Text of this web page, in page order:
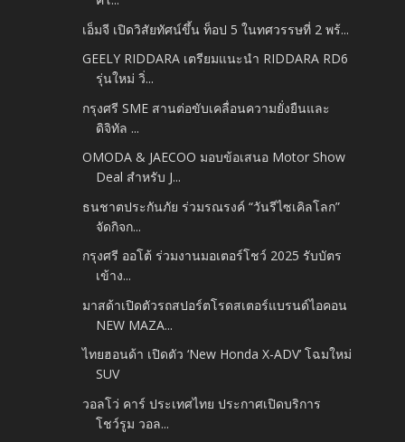
เอ็มจี เปิดวิสัยทัศน์ขึ้น ท็อป 5 ในทศวรรษที่ 2 พร้...
GEELY RIDDARA เตรียมแนะนำ RIDDARA RD6
รุ่นใหม่ วิ่...
กรุงศรี SME สานต่อขับเคลื่อนความยั่งยืนและ
ดิจิทัล ...
OMODA & JAECOO มอบข้อเสนอ Motor Show
Deal สำหรับ J...
ธนชาตประกันภัย ร่วมรณรงค์ “วันรีไซเคิลโลก”
จัดกิจก...
กรุงศรี ออโต้ ร่วมงานมอเตอร์โชว์ 2025 รับบัตร
เข้าง...
มาสด้าเปิดตัวรถสปอร์ตโรดสเตอร์แบรนด์ไอคอน
NEW MAZA...
ไทยฮอนด้า เปิดตัว ‘New Honda X-ADV’ โฉมใหม่
SUV
วอลโว่ คาร์ ประเทศไทย ประกาศเปิดบริการ
โชว์รูม วอล...